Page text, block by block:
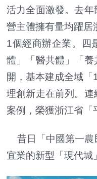
活力全面激發。去
營主體擁有量均躍
1個經商辦企業。四
體」「醫共體」「
開，基本建成全域
理創新走在前列。
案例，榮獲浙江省「
昔日「中國第一農
宜業的新型「現代城